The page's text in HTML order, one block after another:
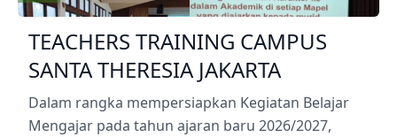
TEACHERS TRAINING CAMPUS
SANTA THERESIA JAKARTA
Dalam rangka mempersiapkan Kegiatan Belajar
Mengajar pada tahun ajaran baru 2026/2027,